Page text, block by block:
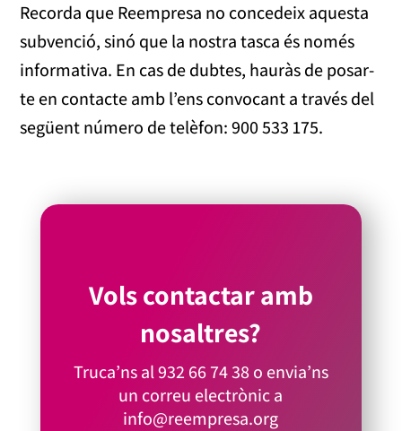
Recorda que Reempresa no concedeix aquesta
subvenció, sinó que la nostra tasca és només
informativa. En cas de dubtes, hauràs de posar-
te en contacte amb l’ens convocant a través del
següent número de telèfon: 900 533 175.
Vols contactar amb
nosaltres?
Truca’ns al932 66 74 38o envia’ns
un correu electrònic a
info@reempresa.org